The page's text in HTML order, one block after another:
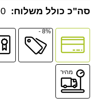
סה"כ כולל משלוח:
לחץ
לאפשרויות
תשלומים
8% -
מהיר